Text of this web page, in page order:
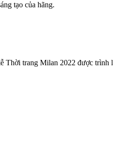
tạo của hãng.
Thời trang Milan 2022 được